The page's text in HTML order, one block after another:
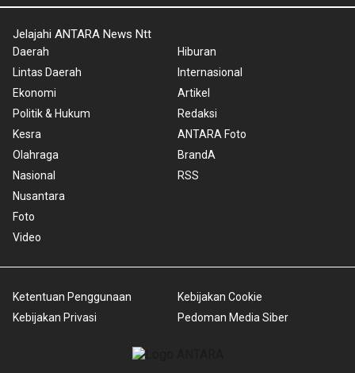
Jelajahi ANTARA News Ntt
Daerah
Lintas Daerah
Ekonomi
Politik & Hukum
Kesra
Olahraga
Nasional
Nusantara
Foto
Video
Hiburan
Internasional
Artikel
Redaksi
ANTARA Foto
BrandA
RSS
Ketentuan Penggunaan
Kebijakan Privasi
Kebijakan Cookie
Pedoman Media Siber